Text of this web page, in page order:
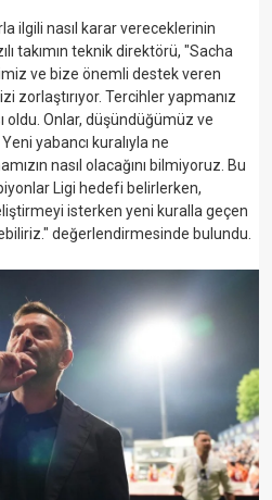
ilgili nasıl karar vereceklerinin
takımın teknik direktörü, "Sacha
ve bize önemli destek veren
zorlaştırıyor. Tercihler yapmanız
oldu. Onlar, düşündüğümüz ve
yabancı kuralıyla ne
nasıl olacağını bilmiyoruz. Bu
Ligi hedefi belirlerken,
isterken yeni kuralla geçen
değerlendirmesinde bulundu.